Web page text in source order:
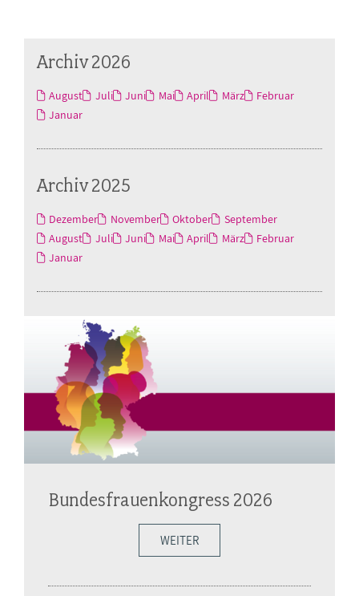
Archiv 2026
August Juli Juni Mai April März
Februar
Januar
Archiv 2025
Dezember November Oktober
September
August
Juli Juni Mai April März
Februar
Januar
Bundesfrauenkongress 2026
WEITER